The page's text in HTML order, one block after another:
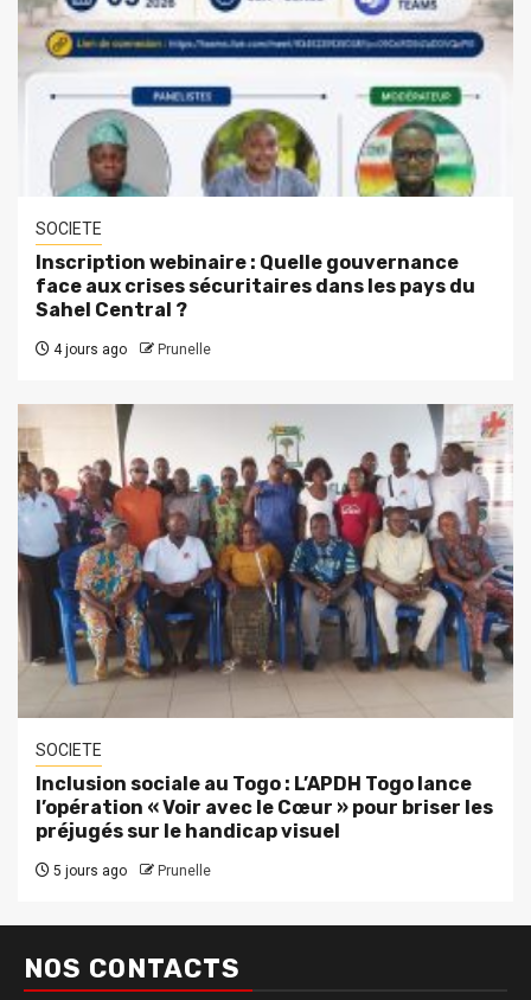
SOCIETE
Inscription webinaire : Quelle gouvernance
face aux crises sécuritaires dans les pays du
Sahel Central ?
4 jours ago Prunelle
SOCIETE
Inclusion sociale au Togo : L’APDH Togo lance
l’opération « Voir avec le Cœur » pour briser les
préjugés sur le handicap visuel
5 jours ago Prunelle
NOS CONTACTS